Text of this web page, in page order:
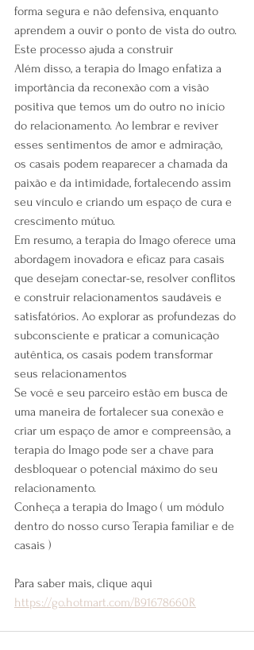
forma segura e não defensiva, enquanto
aprendem a ouvir o ponto de vista do outro.
Este processo ajuda a construir
Além disso, a terapia do Imago enfatiza a
importância da reconexão com a visão
positiva que temos um do outro no início
do relacionamento. Ao lembrar e reviver
esses sentimentos de amor e admiração,
os casais podem reaparecer a chamada da
paixão e da intimidade, fortalecendo assim
seu vínculo e criando um espaço de cura e
crescimento mútuo.
Em resumo, a terapia do Imago oferece uma
abordagem inovadora e eficaz para casais
que desejam conectar-se, resolver conflitos
e construir relacionamentos saudáveis ​​e
satisfatórios. Ao explorar as profundezas do
subconsciente e praticar a comunicação
autêntica, os casais podem transformar
seus relacionamentos
Se você e seu parceiro estão em busca de
uma maneira de fortalecer sua conexão e
criar um espaço de amor e compreensão, a
terapia do Imago pode ser a chave para
desbloquear o potencial máximo do seu
relacionamento.
Conheça a terapia do Imago ( um módulo
dentro do nosso curso Terapia familiar e de
casais )
Para saber mais, clique aqui
https://go.hotmart.com/B91678660R